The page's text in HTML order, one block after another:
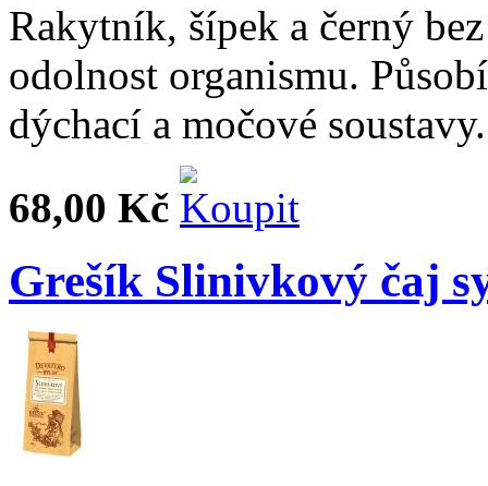
Rakytník, šípek a černý
odolnost organismu.
dýchací a močové soustavy.
68,00 Kč
Grešík Slinivkový čaj